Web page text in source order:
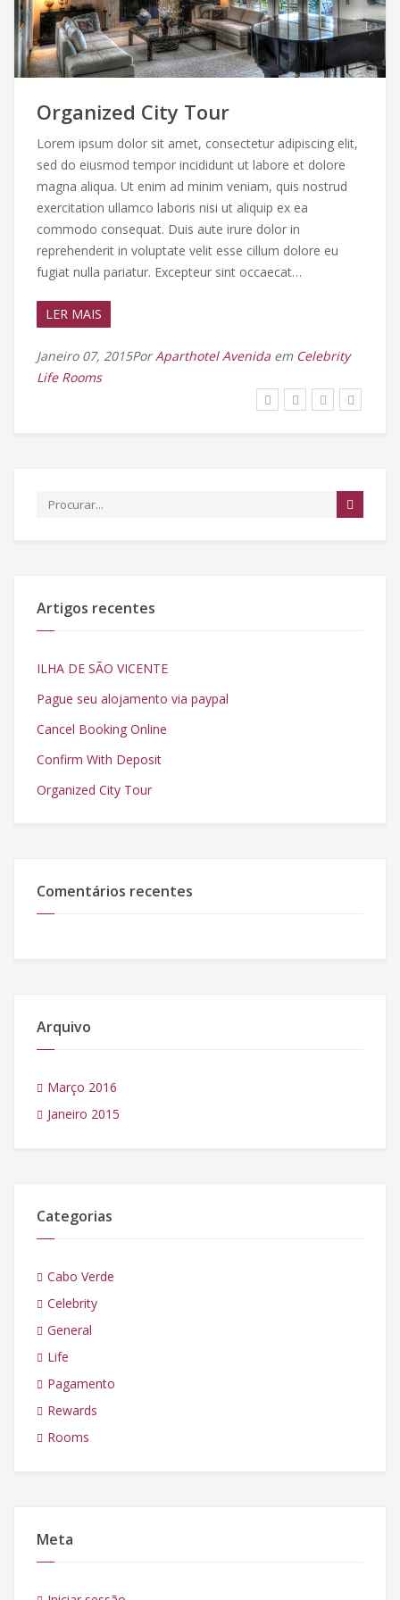
Organized City Tour
Lorem ipsum dolor sit amet, consectetur adipiscing elit,
sed do eiusmod tempor incididunt ut labore et dolore
magna aliqua. Ut enim ad minim veniam, quis nostrud
exercitation ullamco laboris nisi ut aliquip ex ea
commodo consequat. Duis aute irure dolor in
reprehenderit in voluptate velit esse cillum dolore eu
fugiat nulla pariatur. Excepteur sint occaecat…
LER MAIS
Janeiro 07, 2015PorAparthotel Avenida em Celebrity
Life Rooms
Artigos recentes
ILHA DE SÃO VICENTE
Pague seu alojamento via paypal
Cancel Booking Online
Confirm With Deposit
Organized City Tour
Comentários recentes
Arquivo
Março 2016
Janeiro 2015
Categorias
Cabo Verde
Celebrity
General
Life
Pagamento
Rewards
Rooms
Meta